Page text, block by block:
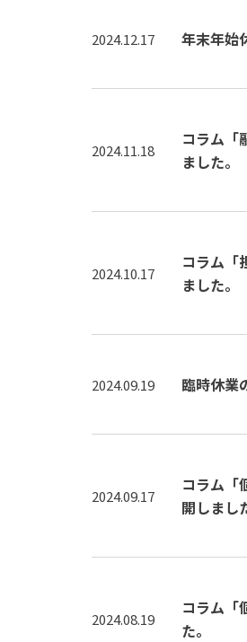
2024.12.17 年末年始
2024.11.18
コラム「
ました。
2024.10.17
コラム「
ました。
2024.09.19 臨時休業
2024.09.17
コラム「
開しまし
2024.08.19
コラム「
た。